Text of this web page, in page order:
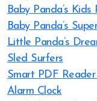
Baby Panda’s Kids
Baby Panda’s
Little Panda’s
Sled Surfers
Smart PDF
Alarm Clock